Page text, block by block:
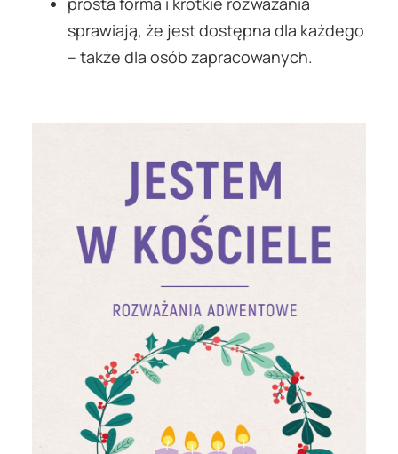
sprawiają, że jest dostępna dla każdego
– także dla osób zapracowanych.